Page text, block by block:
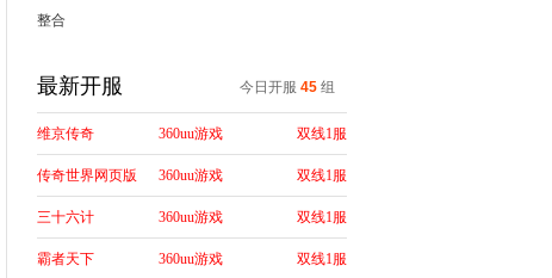
整合
最新开服 今日开服 45 组
维京传奇 360uu游戏 双线1服
传奇世界网页版 360uu游戏 双线1服
三十六计 360uu游戏 双线1服
霸者天下 360uu游戏 双线1服